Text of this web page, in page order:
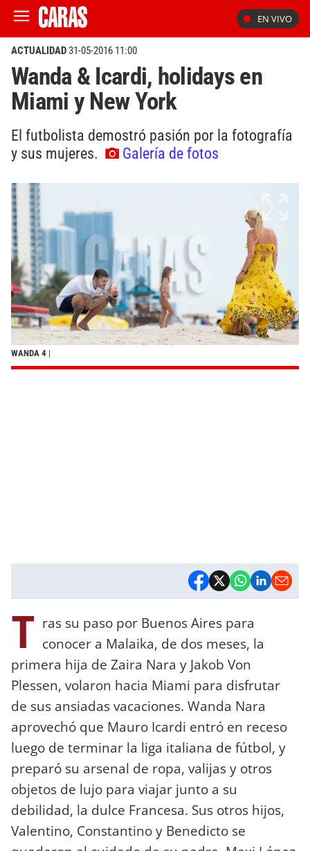
EN VIVO
ACTUALIDAD31-05-2016 11:00
Wanda & Icardi, holidays en
Miami y New York
El futbolista demostró pasión por la fotografía
y sus mujeres.
Galería de fotos
WANDA 4 |
T ras su paso por Buenos Aires para
conocer a Malaika, de dos meses, la
primera hija de Zaira Nara y Jakob Von
Plessen, volaron hacia Miami para disfrutar
de sus ansiadas vacaciones. Wanda Nara
aprovechó que Mauro Icardi entró en receso
luego de terminar la liga italiana de fútbol, y
preparó su arsenal de ropa, valijas y otros
objetos de lujo para viajar junto a su
debilidad, la dulce Francesa. Sus otros hijos,
Valentino, Constantino y Benedicto se